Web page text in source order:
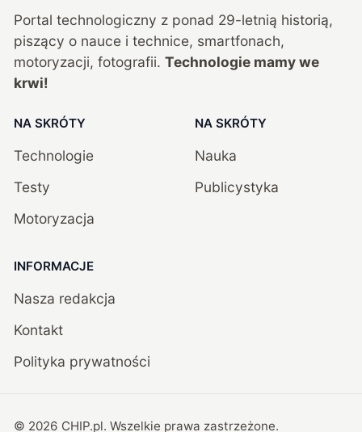
Portal technologiczny z ponad 29-letnią historią,
piszący o nauce i technice, smartfonach,
motoryzacji, fotografii. Technologie mamy we
krwi!
NA SKRÓTY
Technologie
Testy
Motoryzacja
NA SKRÓTY
Nauka
Publicystyka
INFORMACJE
Nasza redakcja
Kontakt
Polityka prywatności
© 2026 CHIP.pl. Wszelkie prawa zastrzeżone.